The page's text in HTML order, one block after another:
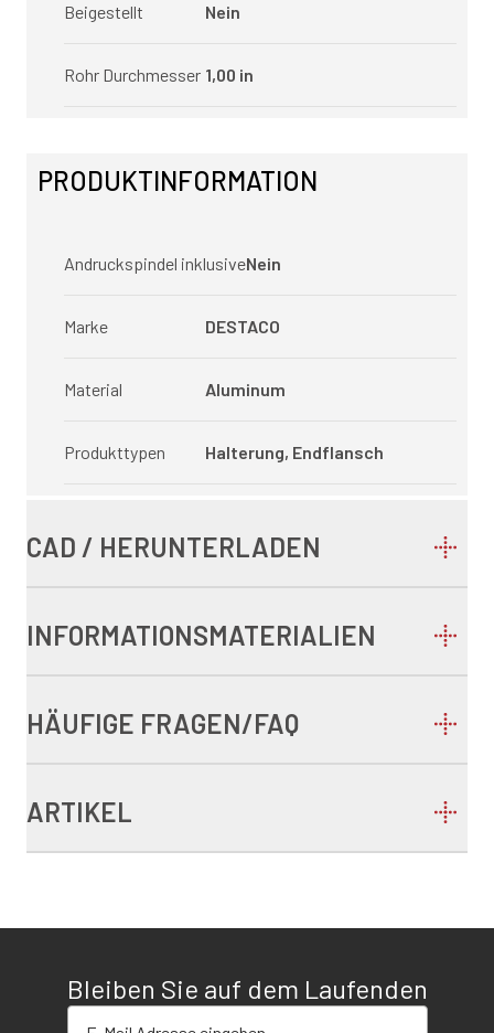
Beigestellt Nein
Rohr Durchmesser 1,00 in
PRODUKTINFORMATION
Andruckspindel inklusiveNein
Marke DESTACO
Material Aluminum
Produkttypen Halterung, Endflansch
CAD / HERUNTERLADEN
INFORMATIONSMATERIALIEN
HÄUFIGE FRAGEN/FAQ
ARTIKEL
Bleiben Sie auf dem Laufenden